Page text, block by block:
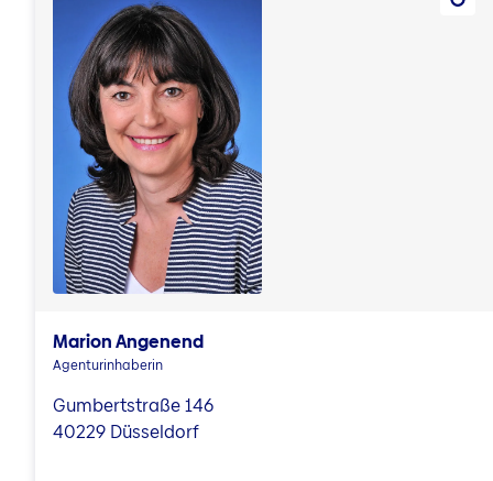
Marion Angenend
Agenturinhaberin
Gumbertstraße 146
40229 Düsseldorf